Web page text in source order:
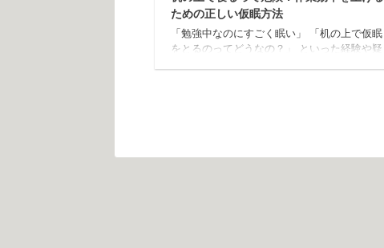
ための正しい仮眠方法
「勉強中なのにすごく眠い」 「机の上で仮眠
をとるのってどうなの？」 といった経験や疑
低下につながる 胃への圧迫により消化不良に